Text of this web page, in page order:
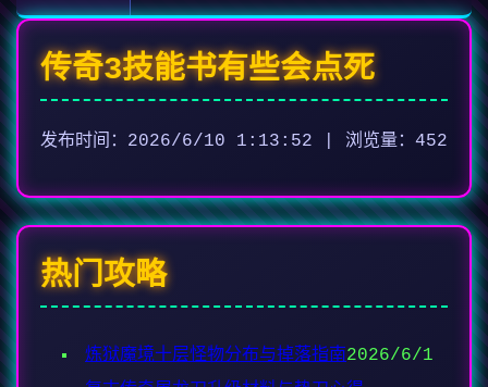
传奇3技能书有些会点死
发布时间：2026/6/10 1:13:52 | 浏览量：452
热门攻略
炼狱魔境十层怪物分布与掉落指南2026/6/1